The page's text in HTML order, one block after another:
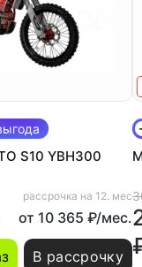
S10 YBH300
рассрочка на 12. мес
от 10 365 ₽/мес.
В рассрочку